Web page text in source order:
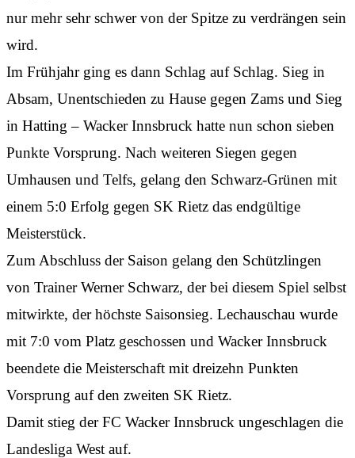
nur mehr sehr schwer von der Spitze zu verdrängen sein
wird.
Im Frühjahr ging es dann Schlag auf Schlag. Sieg in
Absam, Unentschieden zu Hause gegen Zams und Sieg
in Hatting – Wacker Innsbruck hatte nun schon sieben
Punkte Vorsprung. Nach weiteren Siegen gegen
Umhausen und Telfs, gelang den Schwarz-Grünen mit
einem 5:0 Erfolg gegen SK Rietz das endgültige
Meisterstück.
Zum Abschluss der Saison gelang den Schützlingen
von Trainer Werner Schwarz, der bei diesem Spiel selbst
mitwirkte, der höchste Saisonsieg. Lechauschau wurde
mit 7:0 vom Platz geschossen und Wacker Innsbruck
beendete die Meisterschaft mit dreizehn Punkten
Vorsprung auf den zweiten SK Rietz.
Damit stieg der FC Wacker Innsbruck ungeschlagen die
Landesliga West auf.